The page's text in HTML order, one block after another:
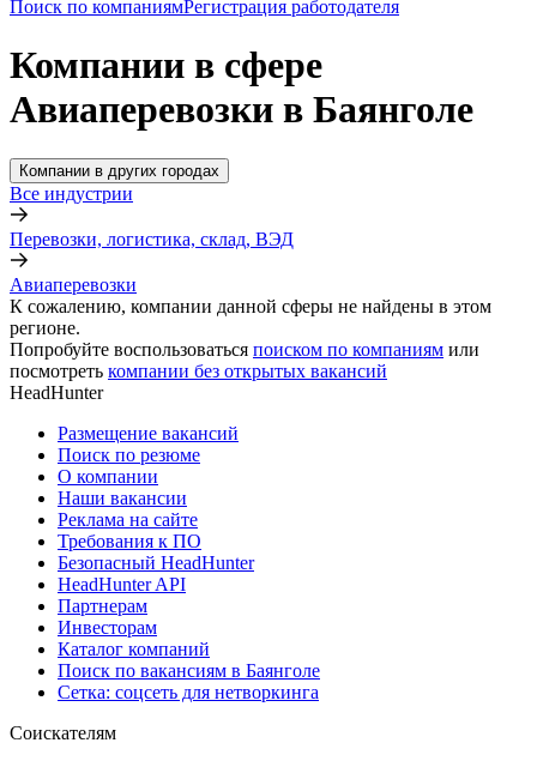
Поиск по компаниямРегистрация работодателя
Компании в сфере
Авиаперевозки в Баянголе
Компании в других городах
Все индустрии
Перевозки, логистика, склад, ВЭД
Авиаперевозки
К сожалению, компании данной сферы не найдены в этом
регионе.
Попробуйте воспользоваться поиском по компаниям или
посмотреть компании без открытых вакансий
HeadHunter
Размещение вакансий
Поиск по резюме
О компании
Наши вакансии
Реклама на сайте
Требования к ПО
Безопасный HeadHunter
HeadHunter API
Партнерам
Инвесторам
Каталог компаний
Поиск по вакансиям в Баянголе
Сетка: соцсеть для нетворкинга
Соискателям